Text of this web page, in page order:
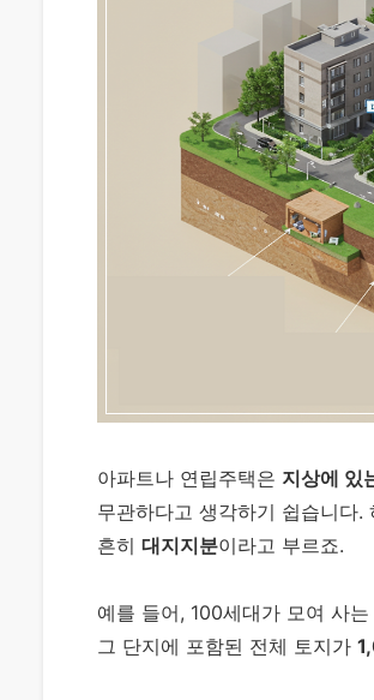
아파트나 연립주택은 지상에 있
무관하다고 생각하기 쉽습니다.
흔히 대지지분이라고 부르죠.
예를 들어, 100세대가 모여 사
그 단지에 포함된 전체 토지가